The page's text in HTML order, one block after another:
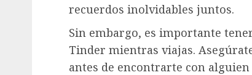
recuerdos inolvidables juntos.
Sin embargo, es importante
Tinder mientras viajas.
antes de encontrarte con